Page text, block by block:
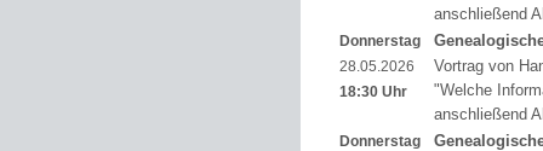
anschließend
Donnerstag
28.05.2026
18:30 Uhr
Vortrag von
"Welche
anschließend
Donnerstag